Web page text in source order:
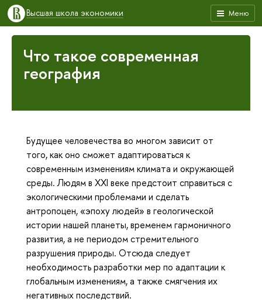
Меню
Высшая школа экономики
Что такое современная
география
Будущее человечества во многом зависит от
того, как оно сможет адаптироваться к
современным изменениям климата и окружающей
среды. Людям в XXI веке предстоит справиться с
экологическими проблемами и сделать
антропоцен, «эпоху людей» в геологической
истории нашей планеты, временем гармоничного
развития, а не периодом стремительного
разрушения природы. Отсюда следует
необходимость разработки мер по адаптации к
глобальным изменениям, а также смягчения их
негативных последствий.